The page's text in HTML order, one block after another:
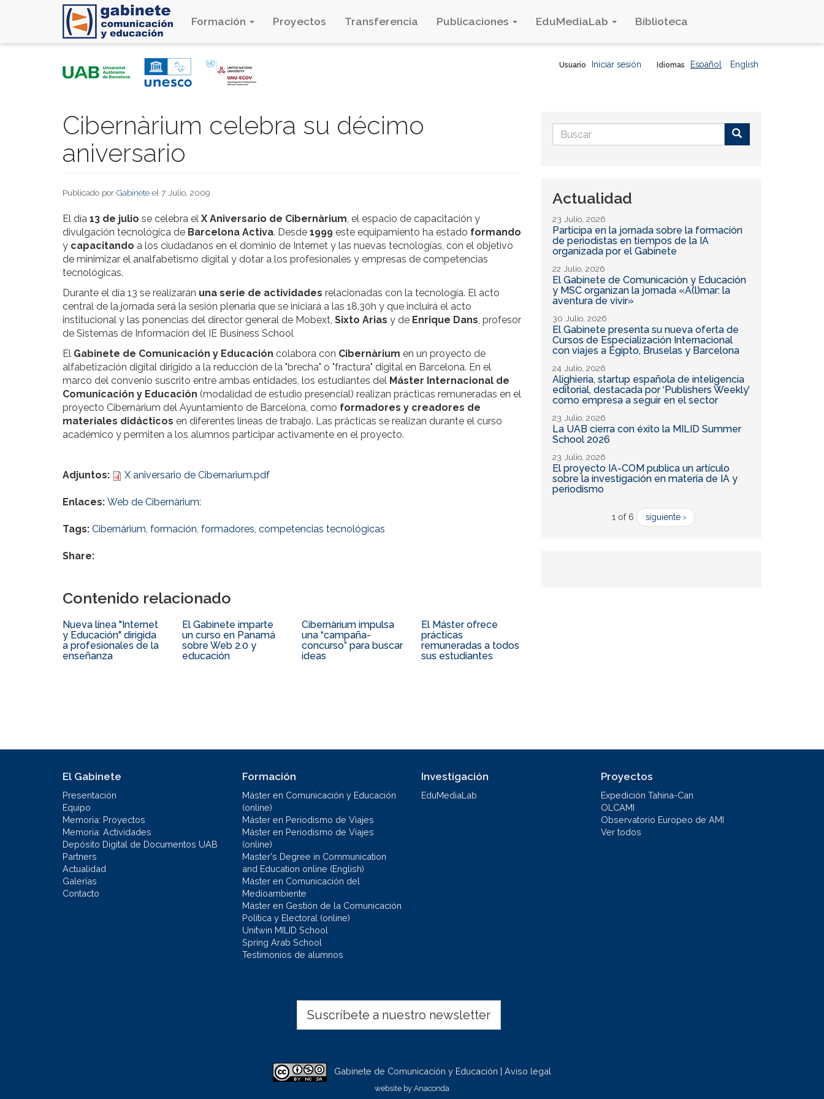
Formación Proyectos Transferencia Publicaciones EduMediaLab Biblioteca
Idiomas Español English
Usuario Iniciar sesión
Cibernàrium celebra su décimo
aniversario
Publicado por Gabinete el 7 Julio, 2009
El día 13 de julio se celebra el X Aniversario de Cibernàrium, el espacio de capacitación y
divulgación tecnológica de Barcelona Activa. Desde 1999 este equipamiento ha estado formando
y capacitando a los ciudadanos en el dominio de Internet y las nuevas tecnologías, con el objetivo
de minimizar el analfabetismo digital y dotar a los profesionales y empresas de competencias
tecnológicas.
Durante el día 13 se realizarán una serie de actividades relacionadas con la tecnología. El acto
central de la jornada será la sesión plenaria que se iniciará a las 18.30h y que incluirá el acto
institucional y las ponencias del director general de Mobext, Sixto Arias y de Enrique Dans, profesor
de Sistemas de Información del IE Business School
El Gabinete de Comunicación y Educación colabora con Cibernàrium en un proyecto de
alfabetización digital dirigido a la reducción de la "brecha" o "fractura" digital en Barcelona. En el
marco del convenio suscrito entre ambas entidades, los estudiantes del Máster Internacional de
Comunicación y Educación (modalidad de estudio presencial) realizan prácticas remuneradas en el
proyecto Cibernàrium del Ayuntamiento de Barcelona, como formadores y creadores de
materiales didácticos en diferentes líneas de trabajo. Las prácticas se realizan durante el curso
académico y permiten a los alumnos participar activamente en el proyecto.
Adjuntos: X aniversario de Cibernarium.pdf
Enlaces: Web de Cibernàrium:
Tags: Cibernàrium, formación, formadores, competencias tecnológicas
Share:
Contenido relacionado
Nueva línea "Internet
y Educación" dirigida
a profesionales de la
enseñanza
El Gabinete imparte
un curso en Panamá
sobre Web 2.0 y
educación
Cibernàrium impulsa
una “campaña-
concurso” para buscar
ideas
El Máster ofrece
prácticas
remuneradas a todos
sus estudiantes
Formulario
de
Actualidad
23 Julio, 2026
Participa en la jornada sobre la formación
de periodistas en tiempos de la IA
organizada por el Gabinete
22 Julio, 2026
El Gabinete de Comunicación y Educación
y MSC organizan la jornada «A(l)mar: la
aventura de vivir»
30 Julio, 2026
El Gabinete presenta su nueva oferta de
Cursos de Especialización Internacional
con viajes a Egipto, Bruselas y Barcelona
24 Julio, 2026
Alighieria, startup española de inteligencia
editorial, destacada por ‘Publishers Weekly’
como empresa a seguir en el sector
23 Julio, 2026
La UAB cierra con éxito la MILID Summer
School 2026
23 Julio, 2026
El proyecto IA-COM publica un artículo
sobre la investigación en materia de IA y
periodismo
1 of 6 siguiente ›
El Gabinete
Presentación
Equipo
Memoria: Proyectos
Memoria: Actividades
Depósito Digital de Documentos UAB
Partners
Actualidad
Galerías
Contacto
Formación
Máster en Comunicación y Educación
(online)
Máster en Periodismo de Viajes
Máster en Periodismo de Viajes
(online)
Master's Degree in Communication
and Education online (English)
Máster en Comunicación del
Medioambiente
Máster en Gestión de la Comunicación
Política y Electoral (online)
Unitwin MILID School
Spring Arab School
Testimonios de alumnos
Investigación
EduMediaLab
Proyectos
Expedición Tahina-Can
OLCAMI
Observatorio Europeo de AMI
Ver todos
Suscríbete a nuestro newsletter
Gabinete de Comunicación y Educación | Aviso legal
website by Anaconda